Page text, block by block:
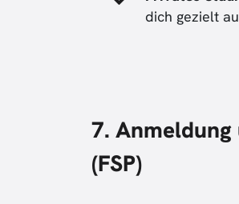
dich gezielt
7.
(FSP)